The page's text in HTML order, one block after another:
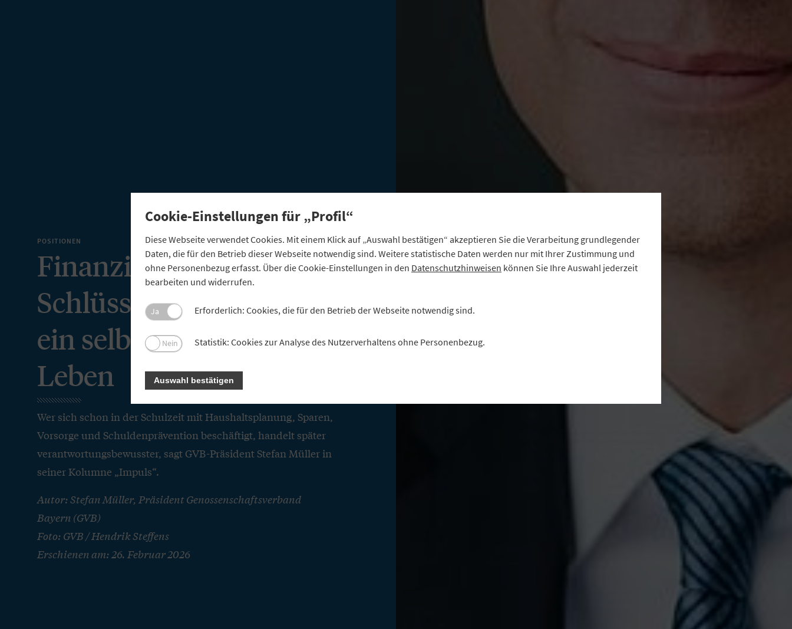
POSITIONEN
Finanzielle Bildung:
Schlüsselkompetenz für
ein selbstbestimmtes
Leben
Wer sich schon in der Schulzeit mit Haushaltsplanung, Sparen,
Vorsorge und Schuldenprävention beschäftigt, handelt später
verantwortungsbewusster, sagt GVB-Präsident Stefan Müller in
seiner Kolumne „Impuls“.
Autor: Stefan Müller, Präsident Genossenschaftsverband
Bayern (GVB)
Foto: GVB / Hendrik Steffens
Erschienen am: 26. Februar 2026
Cookie-Einstellungen für „Profil“
Diese Webseite verwendet Cookies. Mit einem Klick auf „Auswahl bestätigen“ akzeptieren Sie die Verarbeitung grundlegender
Daten, die für den Betrieb dieser Webseite notwendig sind. Weitere statistische Daten werden nur mit Ihrer Zustimmung und
ohne Personenbezug erfasst. Über die Cookie-Einstellungen in den Datenschutzhinweisen können Sie Ihre Auswahl jederzeit
bearbeiten und widerrufen.
Ja Erforderlich: Cookies, die für den Betrieb der Webseite notwendig sind.
Nein Statistik: Cookies zur Analyse des Nutzerverhaltens ohne Personenbezug.
Auswahl bestätigen